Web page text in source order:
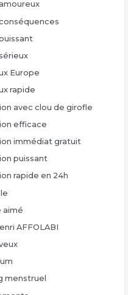
Europe
rapide
avec clou de girofle
efficace
immédiat gratuit
puissant
rapide en 24h
aimé
AFFOLABI
menstruel